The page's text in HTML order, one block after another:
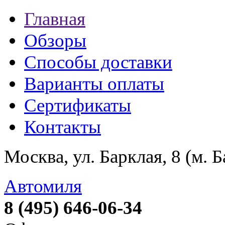
Главная
Обзоры
Способы доставки
Варианты оплаты
Сертификаты
Контакты
Москва, ул. Барклая, 8 (м.
Автомиля
8 (495) 646-06-34